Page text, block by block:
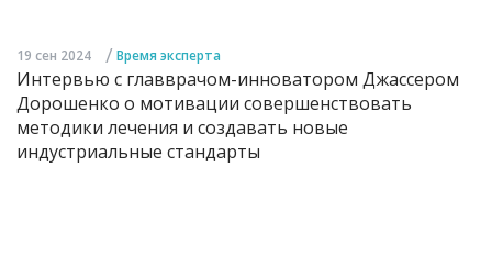
19 сен 2024 / Время эксперта
Интервью с главврачом-инноватором Джассером
Дорошенко о мотивации совершенствовать
методики лечения и создавать новые
индустриальные стандарты